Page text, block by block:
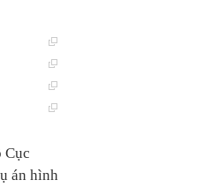
Cục
án hình